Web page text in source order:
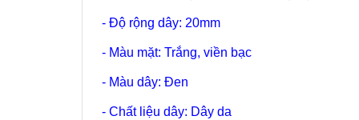
- Độ rộng dây: 20mm
- Màu mặt: Trắng, viền bạc
- Màu dây: Đen
- Chất liệu dây: Dây da